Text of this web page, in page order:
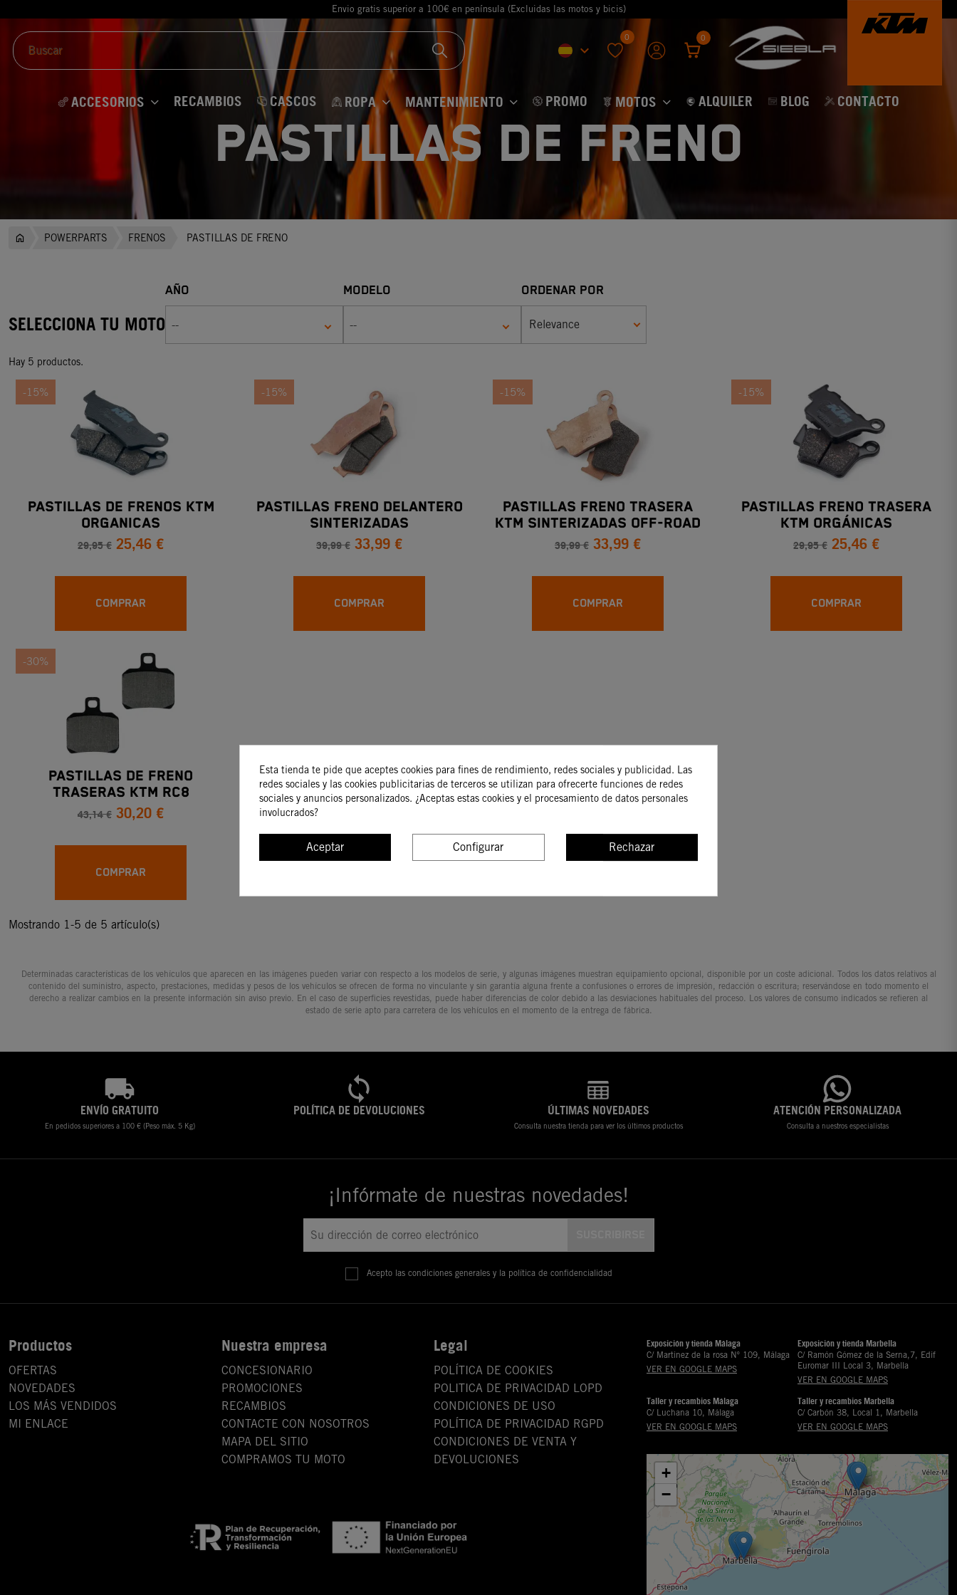
Envio gratis superior a 100€ en península (Excluidas las motos y bicis)
keyboard_arrow_down
0 0
ACCESORIOS RECAMBIOS CASCOS ROPA MANTENIMIENTO PROMO MOTOS ALQUILER BLOG CONTACTO
PASTILLAS DE FRENO
POWERPARTS FRENOS PASTILLAS DE FRENO
SELECCIONA TU MOTO
AÑO
--
MODELO
--
ORDENAR POR
Relevance
Hay 5 productos.
-15%
PASTILLAS DE FRENOS KTM
ORGANICAS
29,95 € 25,46 €
COMPRAR
-15%
PASTILLAS FRENO DELANTERO
SINTERIZADAS
39,99 € 33,99 €
COMPRAR
-15%
PASTILLAS FRENO TRASERA
KTM SINTERIZADAS OFF-ROAD
DESDE 2004
39,99 € 33,99 €
COMPRAR
-15%
PASTILLAS FRENO TRASERA
KTM ORGÁNICAS
29,95 € 25,46 €
COMPRAR
-30%
PASTILLAS DE FRENO
TRASERAS KTM RC8
43,14 € 30,20 €
COMPRAR
Mostrando 1-5 de 5 artículo(s)
Determinadas características de los vehículos que aparecen en las imágenes pueden variar con respecto a los modelos de serie, y algunas imágenes muestran equipamiento opcional, disponible por un coste adicional. Todos los datos relativos al
contenido del suministro, aspecto, prestaciones, medidas y pesos de los vehículos se ofrecen de forma no vinculante y sin garantía alguna frente a confusiones o errores de impresión, redacción o escritura; reservándose en todo momento el
derecho a realizar cambios en la presente información sin aviso previo. En el caso de superficies revestidas, puede haber diferencias de color debido a las desviaciones habituales del proceso. Los valores de consumo indicados se refieren al
estado de serie apto para carretera de los vehículos en el momento de la entrega de fábrica.
ENVÍO GRATUITO
En pedidos superiores a 100 € (Peso máx. 5 Kg)
POLÍTICA DE DEVOLUCIONES ÚLTIMAS NOVEDADES
Consulta nuestra tienda para ver los últimos productos
ATENCIÓN PERSONALIZADA
Consulta a nuestros especialistas
¡Infórmate de nuestras novedades!
Acepto las condiciones generales y la política de confidencialidad
Productos
OFERTAS
NOVEDADES
LOS MÁS VENDIDOS
MI ENLACE
Nuestra empresa
CONCESIONARIO
PROMOCIONES
RECAMBIOS
CONTACTE CON NOSOTROS
MAPA DEL SITIO
COMPRAMOS TU MOTO
Legal
POLÍTICA DE COOKIES
POLITICA DE PRIVACIDAD LOPD
CONDICIONES DE USO
POLÍTICA DE PRIVACIDAD RGPD
CONDICIONES DE VENTA Y
DEVOLUCIONES
Exposición y tienda Málaga
C/ Martinez de la rosa Nº 109, Málaga
VER EN GOOGLE MAPS
Exposición y tienda Marbella
C/ Ramón Gómez de la Serna,7, Edif
Euromar III Local 3, Marbella
VER EN GOOGLE MAPS
Taller y recambios Málaga
C/ Luchana 10, Málaga
VER EN GOOGLE MAPS
Taller y recambios Marbella
C/ Carbón 38, Local 1, Marbella
VER EN GOOGLE MAPS
+
−
Esta tienda te pide que aceptes cookies para fines de rendimiento, redes sociales y publicidad. Las
redes sociales y las cookies publicitarias de terceros se utilizan para ofrecerte funciones de redes
sociales y anuncios personalizados. ¿Aceptas estas cookies y el procesamiento de datos personales
involucrados?
Aceptar Configurar Rechazar